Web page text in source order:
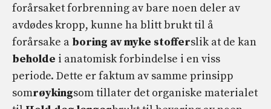
forårsaket forbrenning av bare noen deler av
avdødes kropp, kunne ha blitt brukt til å
forårsake a boring av myke stofferslik at de kan
beholde i anatomisk forbindelse i en viss
periode. Dette er faktum av samme prinsipp
somrøykingsom tillater det organiske materialet